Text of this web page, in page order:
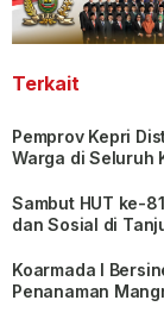
Terkait
Pemprov Kepri
Warga di Seluruh
Sambut HUT ke-
dan Sosial di
Koarmada I
Penanaman